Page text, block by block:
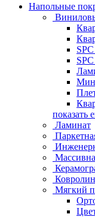
Напольные
показать
Ламинат
Ковролин
Мягкий